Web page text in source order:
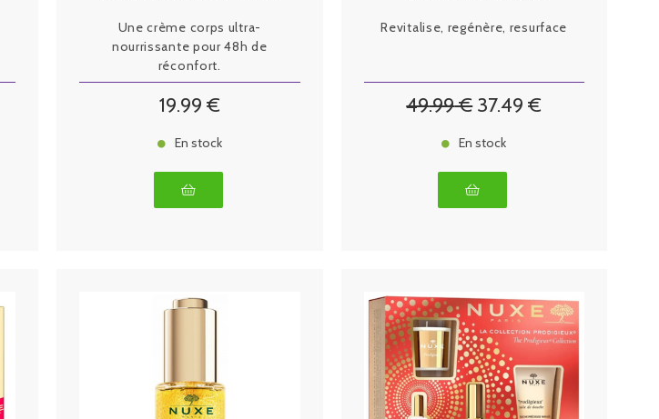
Une crème corps ultra-
nourrissante pour 48h de
réconfort.
19.99 €
En stock
Revitalise, regénère, resurface
49.99€ 37.49 €
En stock